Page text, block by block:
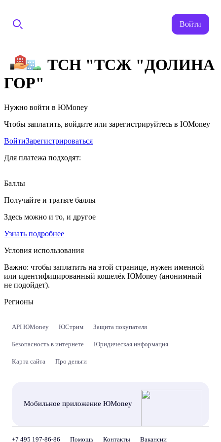
Войти
ТСН "ТСЖ "ДОЛИНА
ГОР"
Нужно войти в ЮMoney
Чтобы заплатить, войдите или зарегистрируйтесь в ЮMoney
ВойтиЗарегистрироваться
Для платежа подходят:
Баллы
Получайте и тратьте баллы
Здесь можно и то, и другое
Узнать подробнее
Условия использования
Важно: чтобы заплатить на этой странице, нужен именной
или идентифицированный кошелёк ЮMoney (анонимный
не подойдет).
Регионы
API ЮMoney ЮСтрим Защита покупателя
Безопасность в интернете Юридическая информация
Карта сайта Про деньги
Мобильное приложение ЮMoney
+7 495 197-86-86 Помощь Контакты Вакансии